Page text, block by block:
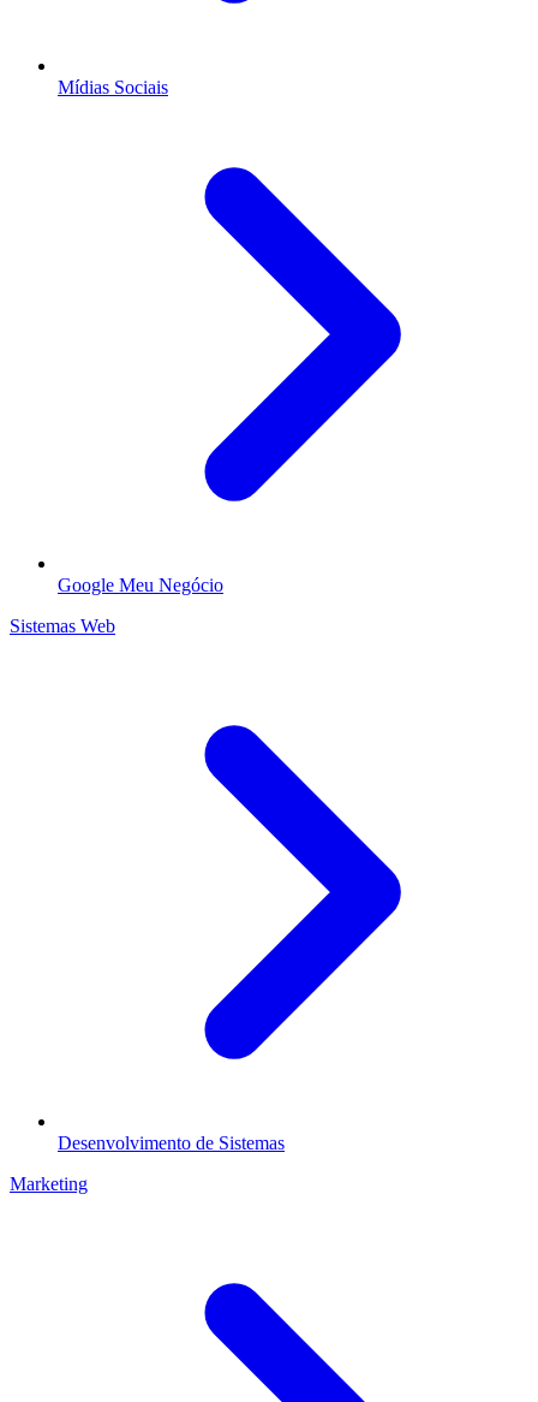
Mídias Sociais
Google Meu Negócio
Sistemas Web
Desenvolvimento de Sistemas
Marketing